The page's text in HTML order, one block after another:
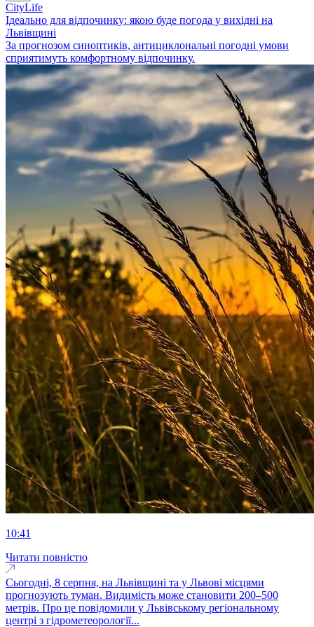
CityLife
Ідеально для відпочинку: якою буде погода у вихідні на
Львівщині
За прогнозом синоптиків, антициклональні погодні умови
сприятимуть комфортному відпочинку.
10:41
Читати повністю
Сьогодні, 8 серпня, на Львівщині та у Львові місцями
прогнозують туман. Видимість може становити 200–500
метрів. Про це повідомили у Львівському регіональному
центрі з гідрометеорології...